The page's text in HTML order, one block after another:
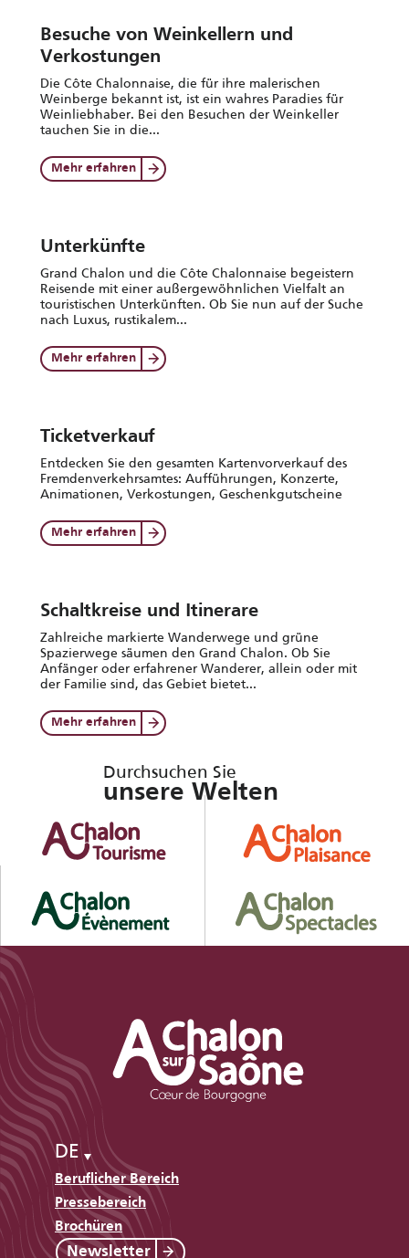
Besuche von Weinkellern und
Verkostungen
Die Côte Chalonnaise, die für ihre malerischen
Weinberge bekannt ist, ist ein wahres Paradies für
Weinliebhaber. Bei den Besuchen der Weinkeller
tauchen Sie in die...
Mehr erfahren
Unterkünfte
Grand Chalon und die Côte Chalonnaise begeistern
Reisende mit einer außergewöhnlichen Vielfalt an
touristischen Unterkünften. Ob Sie nun auf der Suche
nach Luxus, rustikalem...
Mehr erfahren
Ticketverkauf
Entdecken Sie den gesamten Kartenvorverkauf des
Fremdenverkehrsamtes: Aufführungen, Konzerte,
Animationen, Verkostungen, Geschenkgutscheine
Mehr erfahren
Schaltkreise und Itinerare
Zahlreiche markierte Wanderwege und grüne
Spazierwege säumen den Grand Chalon. Ob Sie
Anfänger oder erfahrener Wanderer, allein oder mit
der Familie sind, das Gebiet bietet...
Mehr erfahren
Durchsuchen Sie
unsere Welten
DE
Beruflicher Bereich
Pressebereich
Brochüren
Newsletter